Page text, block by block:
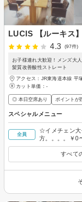
LUCIS 【ルーキス】
4.3
(97件)
お子様連れ大歓迎！メンズ大
髪質改善酸性ストレート
アクセス：JR東海道本線 平
カット単価： -
◎ 本日空席あり ポイントが
スペシャルメニュー
全員
☆イメチェン
方。。。。￥0
すべて